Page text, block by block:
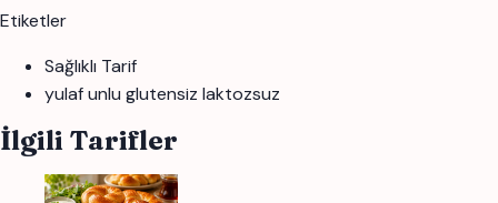
Etiketler
Sağlıklı Tarif
yulaf unlu glutensiz laktozsuz
İlgili Tarifler